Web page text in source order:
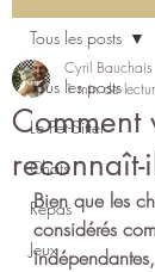
Tous les posts
Le Pet-Sitter
Chats
Repas
Jeux
Tous les posts
Comment
reconnaît-
Cyril Bauchais
1 min de
Bien que les
considérés